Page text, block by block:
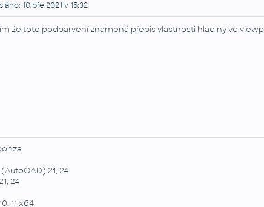
10.bře.2021 v 15:32
že toto podbarvení znamená přepis vlastnosti hladiny ve
21, 24
24
11 x64